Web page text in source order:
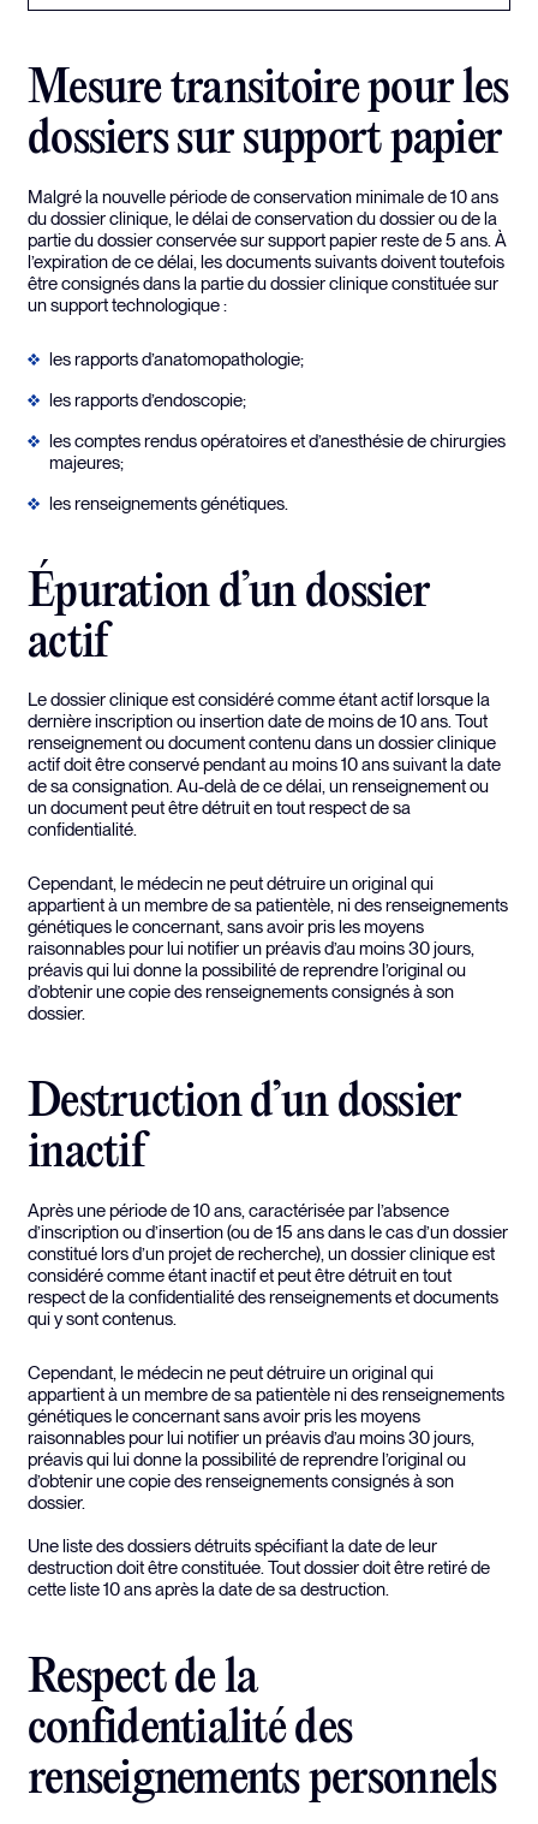
Mesure transitoire pour les
dossiers sur support papier
Malgré la nouvelle période de conservation minimale de 10 ans
du dossier clinique, le délai de conservation du dossier ou de la
partie du dossier conservée sur support papier reste de 5 ans. À
l’expiration de ce délai, les documents suivants doivent toutefois
être consignés dans la partie du dossier clinique constituée sur
un support technologique :
les rapports d’anatomopathologie;
les rapports d’endoscopie;
les comptes rendus opératoires et d’anesthésie de chirurgies
majeures;
les renseignements génétiques.
Épuration d’un dossier
actif
Le dossier clinique est considéré comme étant actif lorsque la
dernière inscription ou insertion date de moins de 10 ans. Tout
renseignement ou document contenu dans un dossier clinique
actif doit être conservé pendant au moins 10 ans suivant la date
de sa consignation. Au-delà de ce délai, un renseignement ou
un document peut être détruit en tout respect de sa
confidentialité.
Cependant, le médecin ne peut détruire un original qui
appartient à un membre de sa patientèle, ni des renseignements
génétiques le concernant, sans avoir pris les moyens
raisonnables pour lui notifier un préavis d’au moins 30 jours,
préavis qui lui donne la possibilité de reprendre l’original ou
d’obtenir une copie des renseignements consignés à son
dossier.
Destruction d’un dossier
inactif
Après une période de 10 ans, caractérisée par l’absence
d’inscription ou d’insertion (ou de 15 ans dans le cas d’un dossier
constitué lors d’un projet de recherche), un dossier clinique est
considéré comme étant inactif et peut être détruit en tout
respect de la confidentialité des renseignements et documents
qui y sont contenus.
Cependant, le médecin ne peut détruire un original qui
appartient à un membre de sa patientèle ni des renseignements
génétiques le concernant sans avoir pris les moyens
raisonnables pour lui notifier un préavis d’au moins 30 jours,
préavis qui lui donne la possibilité de reprendre l’original ou
d’obtenir une copie des renseignements consignés à son
dossier.
Une liste des dossiers détruits spécifiant la date de leur
destruction doit être constituée. Tout dossier doit être retiré de
cette liste 10 ans après la date de sa destruction.
Respect de la
confidentialité des
renseignements personnels